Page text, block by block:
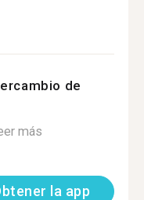
de
más
la app